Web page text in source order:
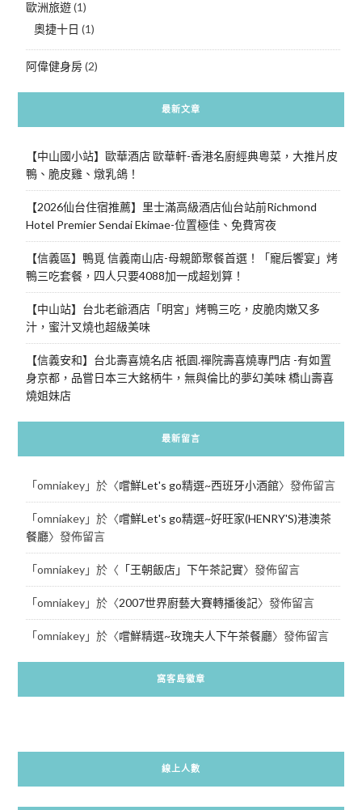
歐洲旅遊(1)
奧捷十日 (1)
阿偉健身房(2)
最新文章
【中山國小站】歐華酒店 歐華軒-香港名廚經典粵菜，大推片皮
鴨、脆皮雞、燉乳鴿！
【2026仙台住宿推薦】里士滿高級酒店仙台站前Richmond
Hotel Premier Sendai Ekimae-位置極佳、免費宵夜
【信義區】鴨覓 信義南山店-母親節聚餐首選！「寵后饗宴」烤
鴨三吃套餐，四人只要4088加一成超划算！
【中山站】台北老爺酒店「明宮」烤鴨三吃，皮脆肉嫩又多
汁，蜜汁叉燒也超級美味
【信義安和】台北壽喜燒名店 祇園.禪院壽喜燒專門店 -有如置
身京都，品嘗日本三大銘柄牛，無與倫比的夢幻美味 橋山壽喜
燒姐妹店
最新留言
「omniakey」於〈嚐鮮Let's go精選~西班牙小酒館〉發佈留言
「omniakey」於〈嚐鮮Let's go精選~好旺家(HENRY'S)港澳茶
餐廳〉發佈留言
「omniakey」於〈 「王朝飯店」下午茶記實〉發佈留言
「omniakey」於〈2007世界廚藝大賽轉播後記〉發佈留言
「omniakey」於〈嚐鮮精選~玫瑰夫人下午茶餐廳〉發佈留言
窩客島徽章
線上人數